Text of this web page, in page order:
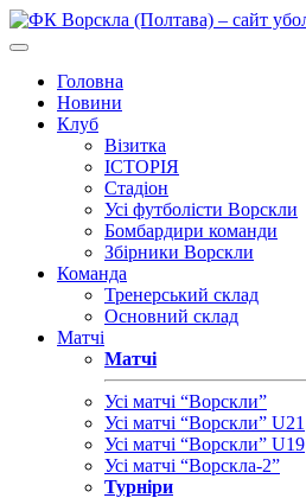
Головна
Новини
Клуб
Візитка
ІСТОРІЯ
Стадіон
Усі футболісти Ворскли
Бомбардири команди
Збірники Ворскли
Команда
Тренерський склад
Основний склад
Матчі
Матчі
Усі матчі “Ворскли”
Усі матчі “Ворскли” U21
Усі матчі “Ворскли” U19
Усі матчі “Ворскла-2”
Турніри